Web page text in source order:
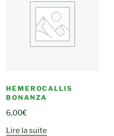
HEMEROCALLIS
BONANZA
6,00€
Lire la suite